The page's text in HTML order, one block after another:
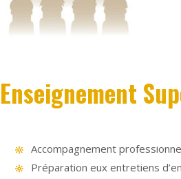
Enseignement
Accompagnement
Préparation eux entretiens